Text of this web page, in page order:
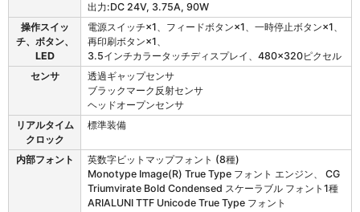
出力:DC 24V, 3.75A, 90W
操作スイッ
チ、ボタン、
LED
電源スイッチ×1、フィードボタン×1、一時停止ボタン×1、
再印刷ボタン×1、
3.5インチカラータッチディスプレイ、480×320ピクセル
センサ
透過ギャップセンサ
ブラックマーク反射センサ
ヘッドオープンセンサ
リアルタイム
クロック
標準装備
内部フォント
英数字ビットマップフォント (8種)
Monotype Image(R) True Type フォント エンジン、 CG
Triumvirate Bold Condensed スケーラブル フォント1種
ARIALUNI TTF Unicode True Type フォント